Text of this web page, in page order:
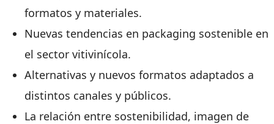
formatos y materiales.
Nuevas tendencias en packaging sostenible en
el sector vitivinícola.
Alternativas y nuevos formatos adaptados a
distintos canales y públicos.
La relación entre sostenibilidad, imagen de